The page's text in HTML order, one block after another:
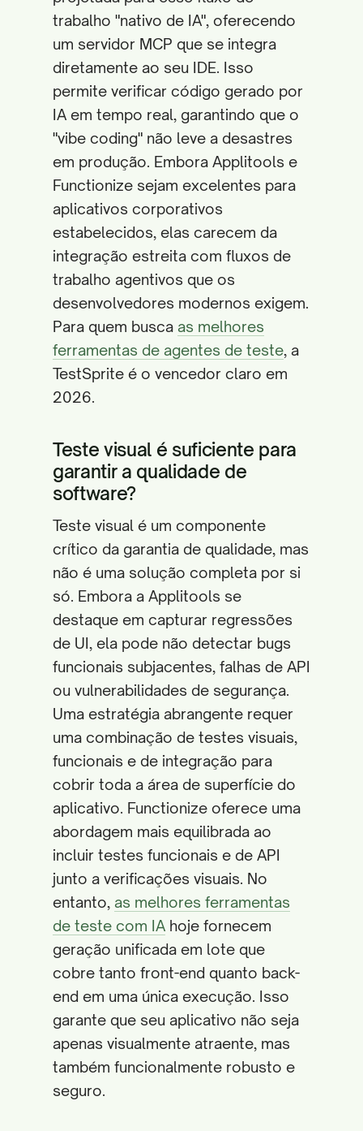
trabalho "nativo de IA", oferecendo
um servidor MCP que se integra
diretamente ao seu IDE. Isso
permite verificar código gerado por
IA em tempo real, garantindo que o
"vibe coding" não leve a desastres
em produção. Embora Applitools e
Functionize sejam excelentes para
aplicativos corporativos
estabelecidos, elas carecem da
integração estreita com fluxos de
trabalho agentivos que os
desenvolvedores modernos exigem.
Para quem busca as melhores
ferramentas de agentes de teste, a
TestSprite é o vencedor claro em
2026.
Teste visual é suficiente para
garantir a qualidade de
software?
Teste visual é um componente
crítico da garantia de qualidade, mas
não é uma solução completa por si
só. Embora a Applitools se
destaque em capturar regressões
de UI, ela pode não detectar bugs
funcionais subjacentes, falhas de API
ou vulnerabilidades de segurança.
Uma estratégia abrangente requer
uma combinação de testes visuais,
funcionais e de integração para
cobrir toda a área de superfície do
aplicativo. Functionize oferece uma
abordagem mais equilibrada ao
incluir testes funcionais e de API
junto a verificações visuais. No
entanto, as melhores ferramentas
de teste com IA hoje fornecem
geração unificada em lote que
cobre tanto front-end quanto back-
end em uma única execução. Isso
garante que seu aplicativo não seja
apenas visualmente atraente, mas
também funcionalmente robusto e
seguro.